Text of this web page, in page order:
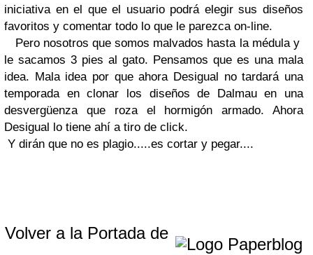
iniciativa en el que el usuario podrá elegir sus diseños
favoritos y comentar todo lo que le parezca on-line.
Pero nosotros que somos malvados hasta la médula y
le sacamos 3 pies al gato. Pensamos que es una mala
idea. Mala idea por que ahora Desigual no tardará una
temporada en clonar los diseños de Dalmau en una
desvergüenza que roza el hormigón armado. Ahora
Desigual lo tiene ahí a tiro de click.
Y dirán que no es plagio.....es cortar y pegar....
Volver a la Portada de